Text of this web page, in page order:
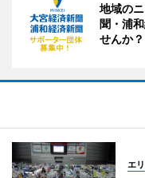
地域の
聞・浦
せんか？
エ